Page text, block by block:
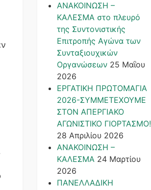
ΑΝΑΚΟΙΝΩΣΗ –
ΚΑΛΕΣΜΑ στο πλευρό
της Συντονιστικής
Επιτροπής Αγώνα των
Συνταξιουχικών
Οργανώσεων 25 Μαΐου
2026
ΕΡΓΑΤΙΚΗ ΠΡΩΤΟΜΑΓΙΑ
2026-ΣΥΜΜΕΤΕΧΟΥΜΕ
ΣΤΟΝ ΑΠΕΡΓΙΑΚΟ
ΑΓΩΝΙΣΤΙΚΟ ΓΙΟΡΤΑΣΜΟ!
28 Απριλίου 2026
ΑΝΑΚΟΙΝΩΣΗ –
ΚΑΛΕΣΜΑ 24 Μαρτίου
2026
ΠΑΝΕΛΛΑΔΙΚΗ